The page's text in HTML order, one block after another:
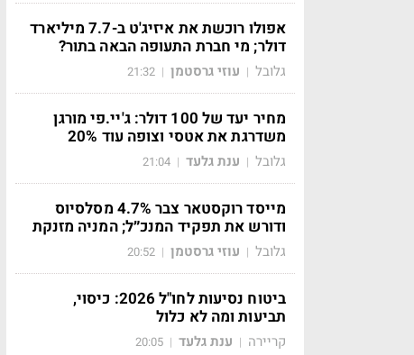
אפולו רוכשת את איזיג'ט ב-7.7 מיליארד
דולר; מי חברת התעופה הבאה בתור?
גלובל | עוזי גרסטמן |
21:32
מחיר יעד של 100 דולר: ג'יי.פי מורגן
משדרגת את אטסי וצופה עוד 20%
גלובל | ענת גלעד |
21:04
מייסד רוקסטאר צבר 4.7% מסלסיוס
ודורש את תפקיד המנכ״ל; המניה מזנקת
גלובל | עוזי גרסטמן |
20:52
ביטוח נסיעות לחו"ל 2026: כיסוי,
תביעות ומה לא כלול
קריירה | ענת גלעד |
20:05